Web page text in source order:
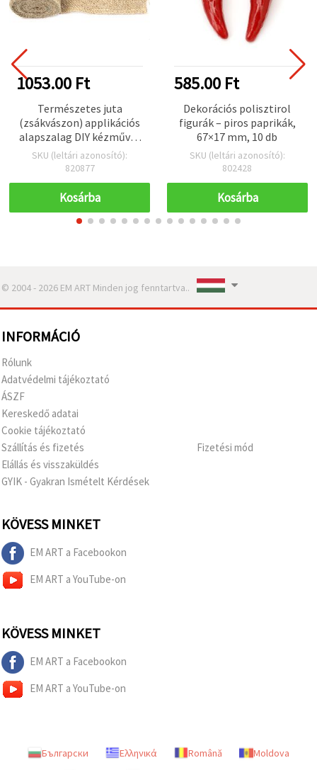
1053.00 Ft
Természetes juta
(zsákvászon) applikációs
alapszalag DIY kézműves
projektekhez és esküvői
dekorációhoz, 8x300 cm
SKU (leltári azonosító):
820877
Kosárba
585.00 Ft
Dekorációs polisztirol
figurák – piros paprikák,
67×17 mm, 10 db
SKU (leltári azonosító):
802428
Kosárba
© 2004 - 2026 EM ART Minden jog fenntartva..
INFORMÁCIÓ
Rólunk
Adatvédelmi tájékoztató
ÁSZF
Kereskedő adatai
Cookie tájékoztató
Szállítás és fizetés
Elállás és visszaküldés
GYIK - Gyakran Ismételt Kérdések
Fizetési mód
KÖVESS MINKET
EM ART a Facebookon
EM ART a YouTube-on
KÖVESS MINKET
EM ART a Facebookon
EM ART a YouTube-on
Български Ελληνικά Română
Moldova